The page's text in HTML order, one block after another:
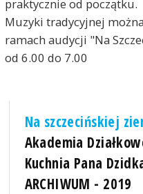
praktycznie od początku.
Muzyki tradycyjnej
ramach audycji "Na
od 6.00 do 7.00
Na szczecińskiej
Akademia
Kuchnia Pana
ARCHIWUM - 2019